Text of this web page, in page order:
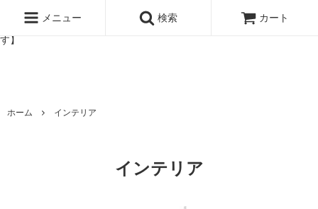
ッタのオンラインストア【アラビア,クイストゴーなどの北欧ヴィンテ
ージ食器,雅峰窯やソルテグラスジュエリーなどの作家の作品が並びま
す】
メニュー 検索 カート
ホーム インテリア
インテリア